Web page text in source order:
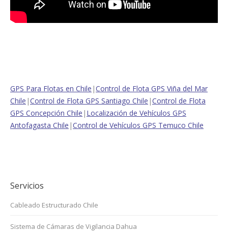
GPS Para Flotas en Chile |Control de Flota GPS Viña del Mar
Chile |Control de Flota GPS Santiago Chile |Control de Flota
GPS Concepción Chile | Localización de Vehículos GPS
Antofagasta Chile |Control de Vehículos GPS Temuco Chile
Servicios
Cableado Estructurado Chile
Sistema de Cámaras de Vigilancia Dahua